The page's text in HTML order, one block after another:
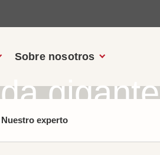
Sobre nosotros
gigante
Nuestro experto